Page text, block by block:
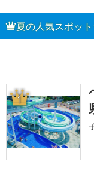
夏の人気スポッ
1